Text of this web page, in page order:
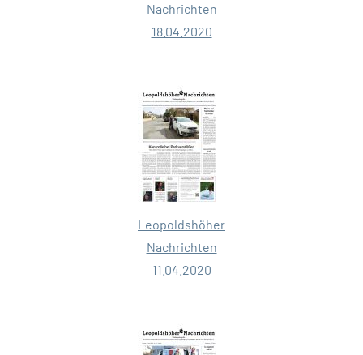
Nachrichten
18.04.2020
Leopoldshöher
Nachrichten
11.04.2020